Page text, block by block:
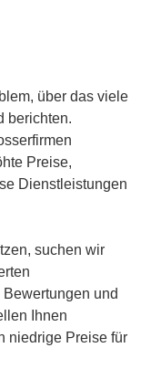
über das viele
berichten.
Preise,
Dienstleistungen
suchen wir
und
Ihnen
niedrige Preise für